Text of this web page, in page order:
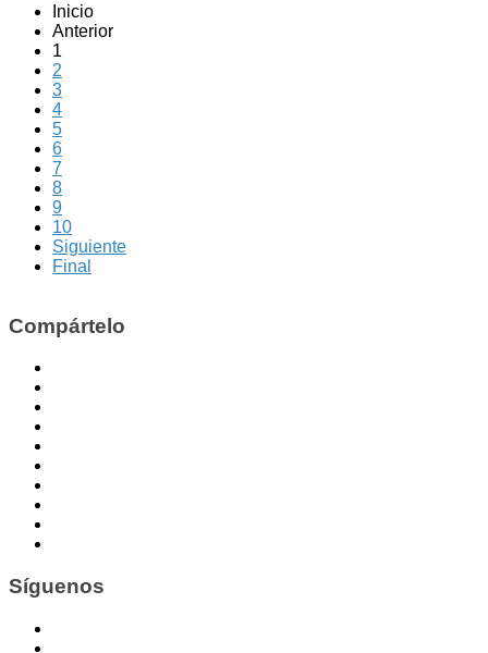
Inicio
Anterior
1
2
3
4
5
6
7
8
9
10
Siguiente
Final
Compártelo
Síguenos